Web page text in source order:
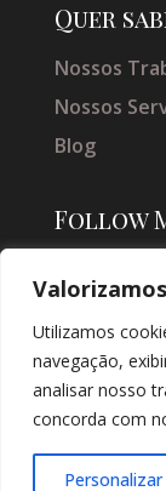
Utilizamos
navegação,
analisar nosso
concorda com
Personalizar
Quer
Nossos
Nossos
Blog
Follow
SOLUÇÕES